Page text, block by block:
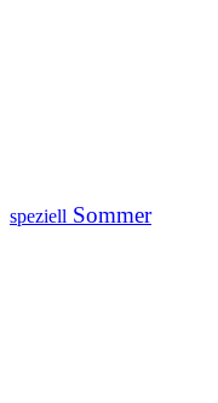
speziell Sommer